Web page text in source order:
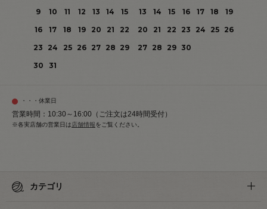
9
10 11 12 13 14
15
16
17 18 19 20 21
22
23
24 25 26 27 28 29
30
31
13
14 15 16 17 18
19
20
21 22 23 24 25
26
27 28 29 30
・・・休業日
営業時間：10:30～16:00（ご注文は24時間受付）
※各実店舗の営業日は店舗情報をご覧ください。
カテゴリ